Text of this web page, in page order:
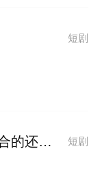
短剧
短剧
要离婚的是你，要复合的还是你